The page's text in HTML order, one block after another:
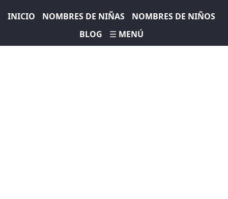
INICIO NOMBRES DE NIÑAS
NOMBRES DE NIÑOS
BLOG
☰ MENÚ